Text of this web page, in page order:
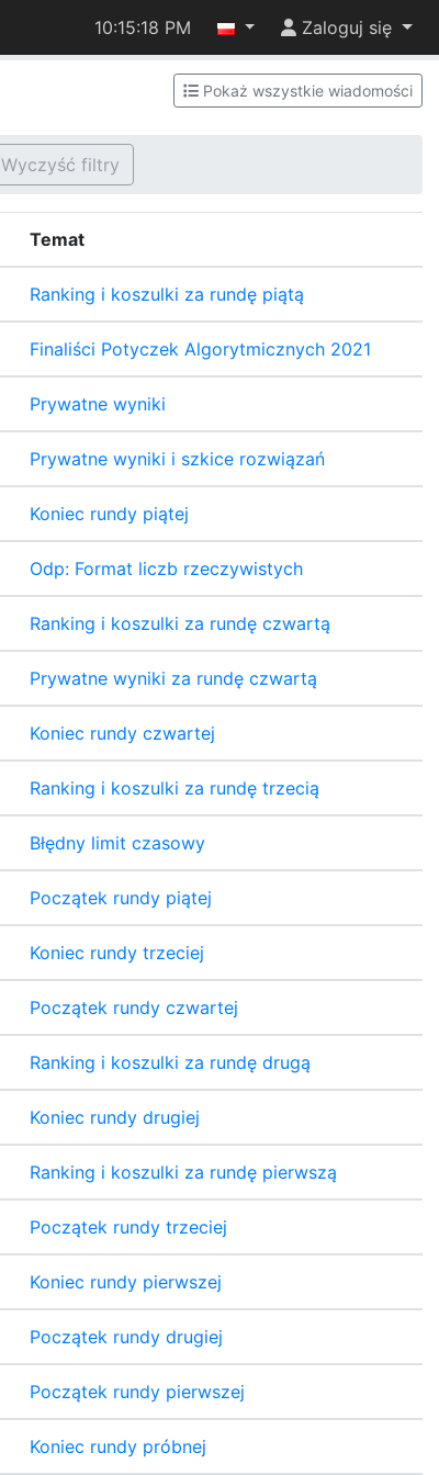
10:15:18 PM Zaloguj się
Pokaż wszystkie wiadomości
Wyczyść filtry
Temat
Ranking i koszulki za rundę piątą
Finaliści Potyczek Algorytmicznych 2021
Prywatne wyniki
Prywatne wyniki i szkice rozwiązań
Koniec rundy piątej
Odp: Format liczb rzeczywistych
Ranking i koszulki za rundę czwartą
Prywatne wyniki za rundę czwartą
Koniec rundy czwartej
Ranking i koszulki za rundę trzecią
Błędny limit czasowy
Początek rundy piątej
Koniec rundy trzeciej
Początek rundy czwartej
Ranking i koszulki za rundę drugą
Koniec rundy drugiej
Ranking i koszulki za rundę pierwszą
Początek rundy trzeciej
Koniec rundy pierwszej
Początek rundy drugiej
Początek rundy pierwszej
Koniec rundy próbnej